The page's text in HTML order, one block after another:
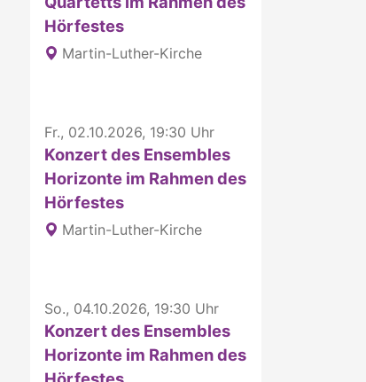
Hörfestes
Martin-Luther-Kirche
Fr., 02.10.2026, 19:30 Uhr
Konzert des Ensembles
Horizonte im Rahmen des
Hörfestes
Martin-Luther-Kirche
So., 04.10.2026, 19:30 Uhr
Konzert des Ensembles
Horizonte im Rahmen des